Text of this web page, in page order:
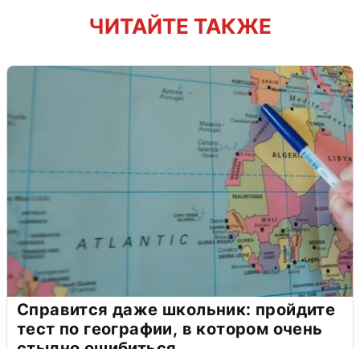
ЧИТАЙТЕ ТАКЖЕ
Справится даже школьник: пройдите
тест по географии, в котором очень